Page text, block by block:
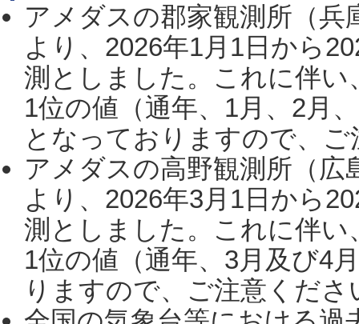
アメダスの郡家観測所（
より、2026年1月1日から
測としました。これに伴い
1位の値（通年、1月、2月
となっておりますので、
アメダスの高野観測所（
より、2026年3月1日から
測としました。これに伴い
1位の値（通年、3月及び4
りますので、ご注意くだ